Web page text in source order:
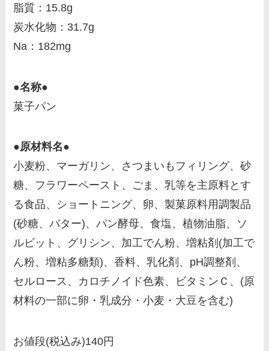
脂質：15.8g
炭水化物：31.7g
Na：182mg
●名称●
菓子パン
●原材料名●
小麦粉、マーガリン、さつまいもフィリング、砂
糖、フラワーペースト、ごま、乳等を主原料とす
る食品、ショートニング、卵、製菓原料用調製品
(砂糖、バター)、パン酵母、食塩、植物油脂、ソ
ルビット、グリシン、加工でん粉、増粘剤(加工で
ん粉、増粘多糖類)、香料、乳化剤、pH調整剤、
セルロース、カロチノイド色素、ビタミンＣ、(原
材料の一部に卵・乳成分・小麦・大豆を含む)
お値段(税込み)140円